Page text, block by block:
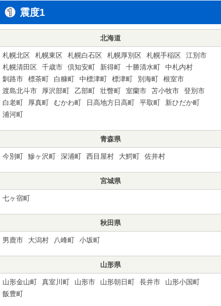
震度1
北海道
札幌北区 札幌東区 札幌白石区 札幌厚別区 札幌手稲区
江別市
札幌清田区
千歳市 倶知安町 新得町 十勝清水町
中札内村
釧路市
標茶町 白糠町 中標津町 標津町 別海町
根室市
渡島北斗市
厚沢部町 乙部町 壮瞥町 室蘭市 苫小牧市
登別市
白老町
厚真町 むかわ町 日高地方日高町 平取町
新ひだか町
浦河町
青森県
今別町 鰺ヶ沢町 深浦町 西目屋村 大鰐町 佐井村
宮城県
七ヶ宿町
秋田県
男鹿市 大潟村 八峰町 小坂町
山形県
山形金山町 真室川町 山形市 山形朝日町 長井市
山形小国町
飯豊町